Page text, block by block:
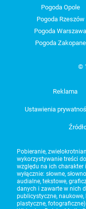
Pogoda Opole
Pogoda Rzeszów
Pogoda Warszawa
Pogoda Zakopane
©
Reklama
Ustawienia
Pobieranie,
wykorzystywanie treści
względu na ich charakter
wyłącznie: słowne,
audialne, tekstowe,
danych i zawarte w nich
publicystyczne,
plastyczne,